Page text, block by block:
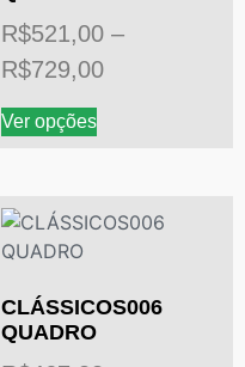
R$521,00 –
R$729,00
Ver opções
CLÁSSICOS006
QUADRO